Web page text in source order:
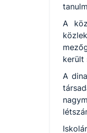
A
került
A